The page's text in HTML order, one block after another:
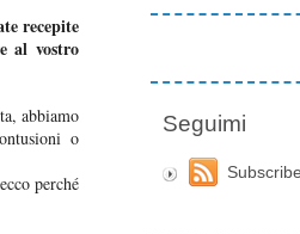
recepite
al vostro
abbiamo
o
perché
Seguimi